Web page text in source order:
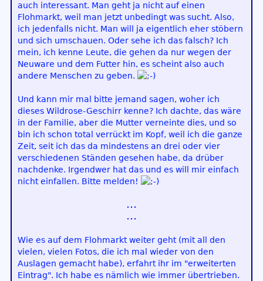
auch interessant. Man geht ja nicht auf einen
Flohmarkt, weil man jetzt unbedingt was sucht. Also,
ich jedenfalls nicht. Man will ja eigentlich eher stöbern
und sich umschauen. Oder sehe ich das falsch? Ich
mein, ich kenne Leute, die gehen da nur wegen der
Neuware und dem Futter hin, es scheint also auch
andere Menschen zu geben.
Und kann mir mal bitte jemand sagen, woher ich
dieses Wildrose-Geschirr kenne? Ich dachte, das wäre
in der Familie, aber die Mutter verneinte dies, und so
bin ich schon total verrückt im Kopf, weil ich die ganze
Zeit, seit ich das da mindestens an drei oder vier
verschiedenen Ständen gesehen habe, da drüber
nachdenke. Irgendwer hat das und es will mir einfach
nicht einfallen. Bitte melden!
Wie es auf dem Flohmarkt weiter geht (mit all den
vielen, vielen Fotos, die ich mal wieder von den
Auslagen gemacht habe), erfahrt ihr im "erweiterten
Eintrag". Ich habe es nämlich wie immer übertrieben.